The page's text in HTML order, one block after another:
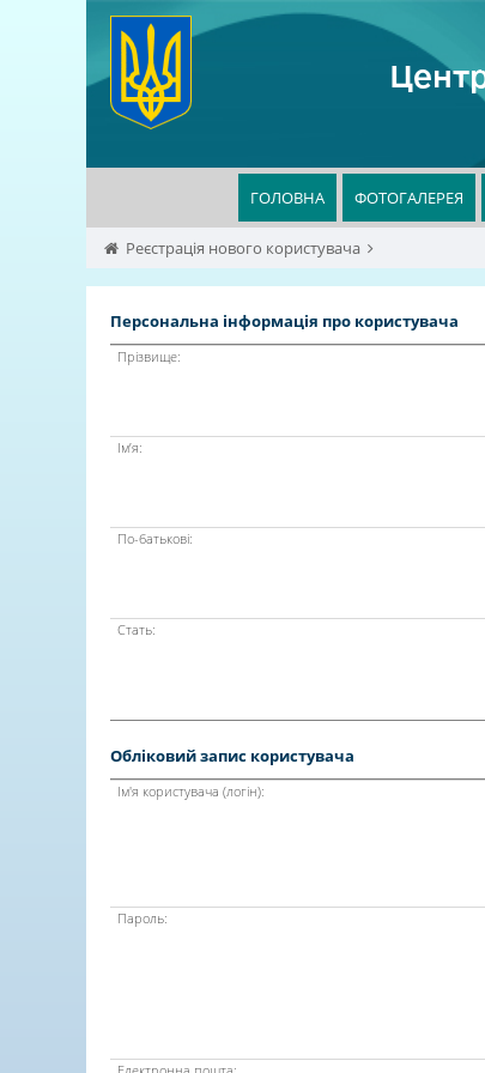
ГОЛОВНА ФОТОГАЛЕРЕЯ
Реєстрація нового користувача
Персональна інформація про користувача
Прізвище:
Ім’я:
По-батькові:
Стать:
Обліковий запис користувача
Ім'я користувача (логін):
Пароль: